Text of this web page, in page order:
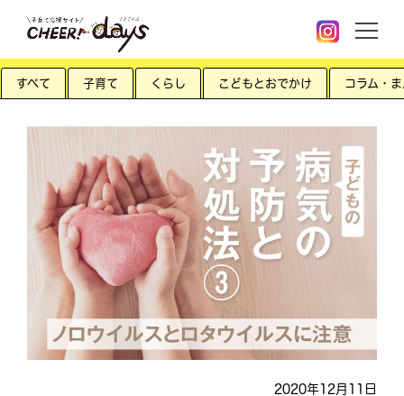
すべて 子育て くらし こどもとおでかけ コラム・
2020年12月11日